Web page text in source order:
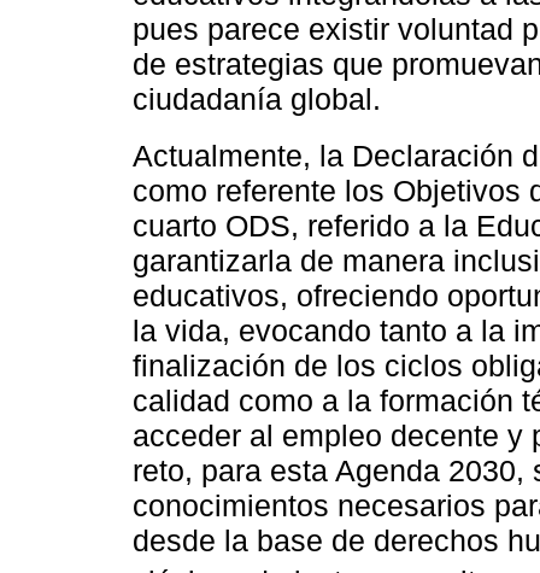
pues parece existir voluntad
de estrategias que
ciudadanía global.
Actualmente, la Declaración
como referente los Objetivos
cuarto ODS, referido a la
garantizarla de manera
educativos, ofreciendo
la vida, evocando tanto a la
finalización de los ciclos
calidad como a la formación
acceder al empleo decente y
reto, para esta Agenda
conocimientos necesarios
desde la base de derechos